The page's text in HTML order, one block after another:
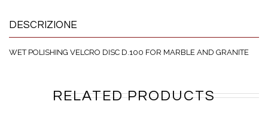
DESCRIZIONE
WET POLISHING VELCRO DISC D.100 FOR MARBLE AND GRANITE
RELATED PRODUCTS